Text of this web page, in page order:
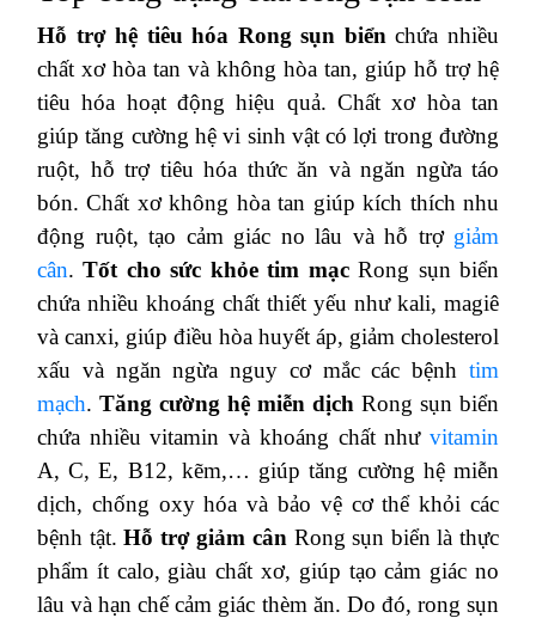
Hỗ trợ hệ tiêu hóa Rong sụn biển chứa nhiều
chất xơ hòa tan và không hòa tan, giúp hỗ trợ hệ
tiêu hóa hoạt động hiệu quả. Chất xơ hòa tan
giúp tăng cường hệ vi sinh vật có lợi trong đường
ruột, hỗ trợ tiêu hóa thức ăn và ngăn ngừa táo
bón. Chất xơ không hòa tan giúp kích thích nhu
động ruột, tạo cảm giác no lâu và hỗ trợ giảm
cân.Tốt cho sức khỏe tim mạcRong sụn biển
chứa nhiều khoáng chất thiết yếu như kali, magiê
và canxi, giúp điều hòa huyết áp, giảm cholesterol
xấu và ngăn ngừa nguy cơ mắc các bệnh tim
mạch. Tăng cường hệ miễn dịch Rong sụn biển
chứa nhiều vitamin và khoáng chất như vitamin
A, C, E, B12, kẽm,… giúp tăng cường hệ miễn
dịch, chống oxy hóa và bảo vệ cơ thể khỏi các
bệnh tật.Hỗ trợ giảm cân Rong sụn biển là thực
phẩm ít calo, giàu chất xơ, giúp tạo cảm giác no
lâu và hạn chế cảm giác thèm ăn. Do đó, rong sụn